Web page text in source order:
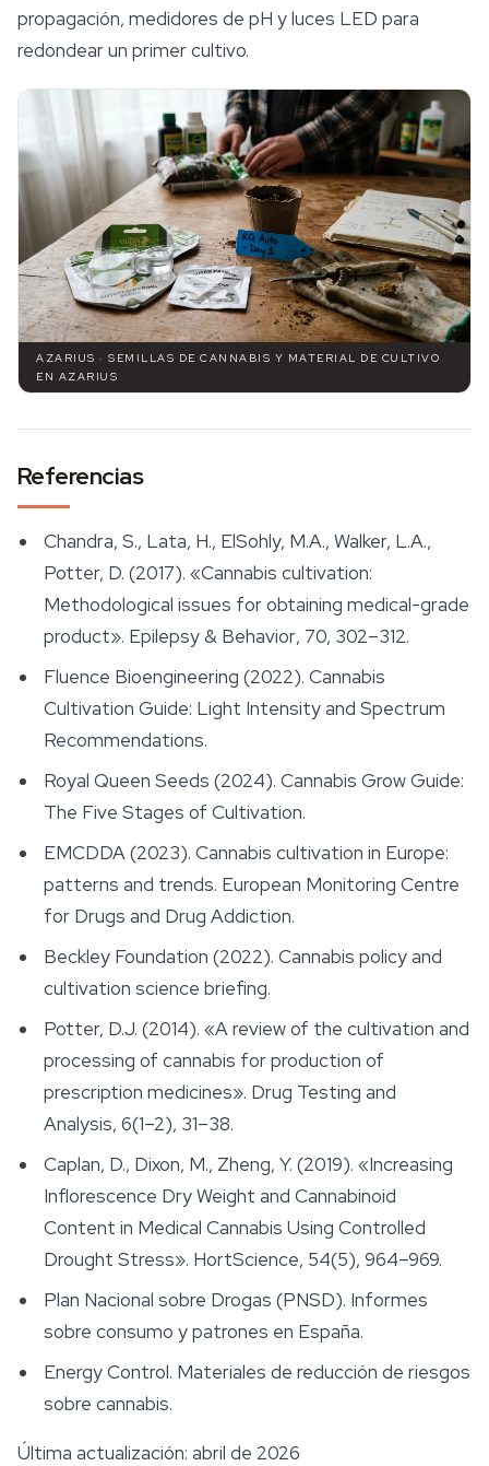
propagación, medidores de pH y luces LED para
redondear un primer cultivo.
AZARIUS · SEMILLAS DE CANNABIS Y MATERIAL DE CULTIVO
EN AZARIUS
Referencias
Chandra, S., Lata, H., ElSohly, M.A., Walker, L.A.,
Potter, D. (2017). «Cannabis cultivation:
Methodological issues for obtaining medical-grade
product». Epilepsy & Behavior, 70, 302–312.
Fluence Bioengineering (2022). Cannabis
Cultivation Guide: Light Intensity and Spectrum
Recommendations.
Royal Queen Seeds (2024). Cannabis Grow Guide:
The Five Stages of Cultivation.
EMCDDA (2023). Cannabis cultivation in Europe:
patterns and trends. European Monitoring Centre
for Drugs and Drug Addiction.
Beckley Foundation (2022). Cannabis policy and
cultivation science briefing.
Potter, D.J. (2014). «A review of the cultivation and
processing of cannabis for production of
prescription medicines». Drug Testing and
Analysis, 6(1–2), 31–38.
Caplan, D., Dixon, M., Zheng, Y. (2019). «Increasing
Inflorescence Dry Weight and Cannabinoid
Content in Medical Cannabis Using Controlled
Drought Stress». HortScience, 54(5), 964–969.
Plan Nacional sobre Drogas (PNSD). Informes
sobre consumo y patrones en España.
Energy Control. Materiales de reducción de riesgos
sobre cannabis.
Última actualización: abril de 2026